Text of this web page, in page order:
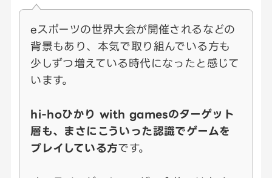
eスポーツの世界大会が開催されるなどの
背景もあり、本気で取り組んでいる方も
少しずつ増えている時代になったと感じて
います。
hi-hoひかり with gamesのターゲット
層も、まさにこういった認識でゲームを
プレイしている方です。